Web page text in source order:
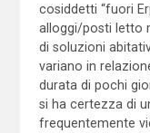
cosiddetti “fuori
alloggi/posti letto
di soluzioni
variano in
durata di pochi
si ha certezza di
frequentemente